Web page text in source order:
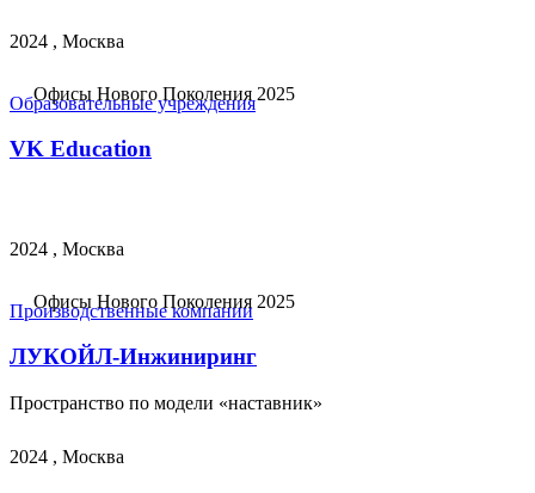
2024 , Москва
Офисы Нового Поколения 2025
Образовательные учреждения
VK Education
2024 , Москва
Офисы Нового Поколения 2025
Производственные компании
ЛУКОЙЛ-Инжиниринг
Пространство по модели «наставник»
2024 , Москва